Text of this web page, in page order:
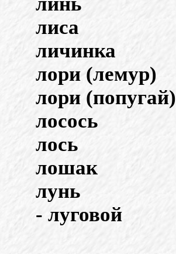
лиса
личинка
лори (лемур)
лори (попугай)
лосось
лось
лошак
лунь
- луговой